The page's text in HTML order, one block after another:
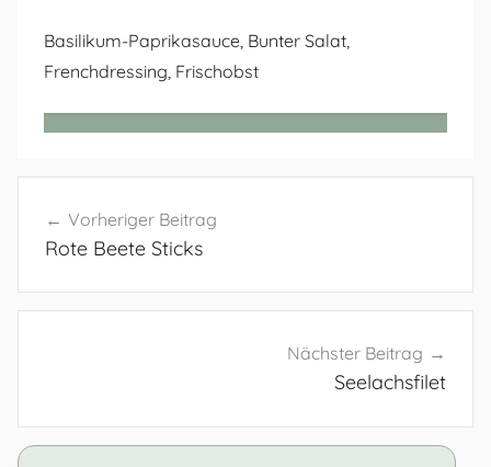
Basilikum-Paprikasauce, Bunter Salat,
Frenchdressing, Frischobst
Vorheriger Beitrag
Rote Beete Sticks
Nächster Beitrag
Seelachsfilet